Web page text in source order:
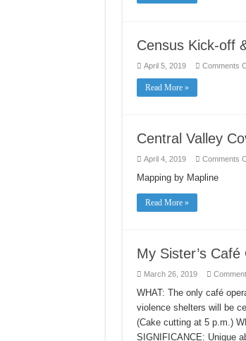
Census Kick-off
April 5, 2019 Comments
Read More »
Central Valley
April 4, 2019 Comments
Mapping by Mapline
Read More »
My Sister’s
March 26, 2019
WHAT: The only café
violence shelters will be
(Cake cutting at 5 p.m.)
SIGNIFICANCE: Unique